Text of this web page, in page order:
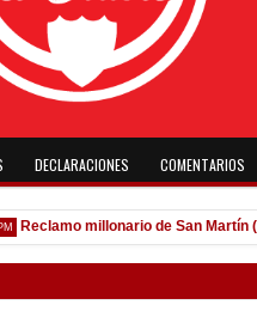
DECLARACIONES COMENTARIOS
millonario de San Martín (SJ)